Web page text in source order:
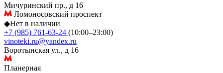
Мичуринский пр., д 16
Ломоносовский проспект
◆Нет в наличии
+7 (985) 761-63-24 (10:00–23:00)
vinoteki.ru@yandex.ru
Воротынская ул., д 16
Планерная